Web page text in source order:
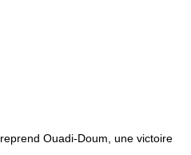
reprend Ouadi-Doum, une victoire